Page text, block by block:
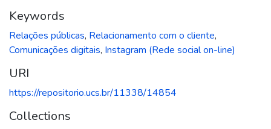
Keywords
Relações públicas, Relacionamento com o cliente,
Comunicações digitais, Instagram (Rede social on-line)
URI
https://repositorio.ucs.br/11338/14854
Collections